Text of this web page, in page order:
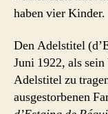
haben vier Kinder.
Den Adelstitel
Juni 1922, als
Adelstitel zu
ausgestorbenen